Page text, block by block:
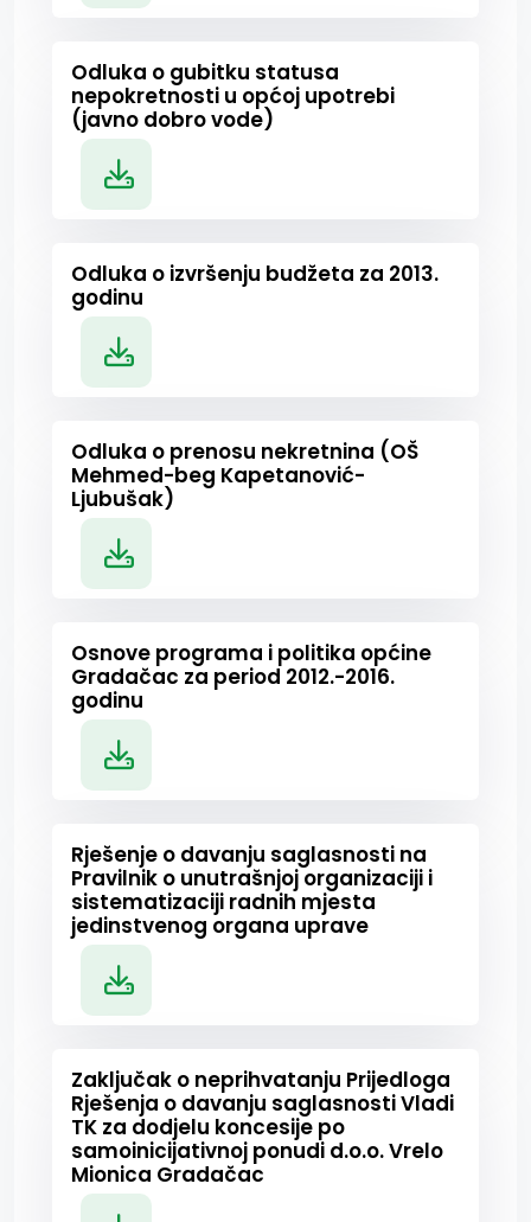
Odluka o gubitku statusa
nepokretnosti u općoj upotrebi
(javno dobro vode)
Odluka o izvršenju budžeta za 2013.
godinu
Odluka o prenosu nekretnina (OŠ
Mehmed-beg Kapetanović-
Ljubušak)
Osnove programa i politika općine
Gradačac za period 2012.-2016.
godinu
Rješenje o davanju saglasnosti na
Pravilnik o unutrašnjoj organizaciji i
sistematizaciji radnih mjesta
jedinstvenog organa uprave
Zaključak o neprihvatanju Prijedloga
Rješenja o davanju saglasnosti Vladi
TK za dodjelu koncesije po
samoinicijativnoj ponudi d.o.o. Vrelo
Mionica Gradačac